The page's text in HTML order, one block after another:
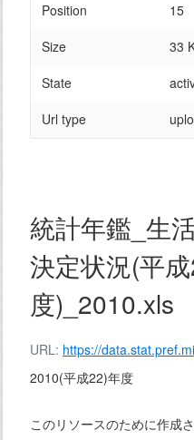
統計年鑑_生
決定状況(平
度)_2010.xls
URL: https://data.stat.pref.miyazaki.lg.jp/dataset/af362b16-77ab-4c6a-be8b-11bad95c985e/resource/8d96b03e-a5f7-41f4-8c6f-853ac1be4fcd/download/
2010(平成22)年度
このリソースのために作成
Position
15
Size
33
State
Url type